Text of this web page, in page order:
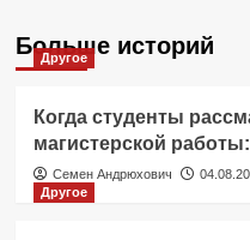
Больше историй
Другое
Когда студенты
магистерской
Семен Андрюхович
Другое